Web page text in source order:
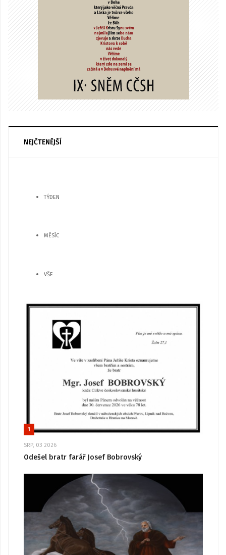
NEJČTENĚJŠÍ
TÝDEN
MĚSÍC
VŠE
1
SRP, 03 2026
Odešel bratr farář Josef Bobrovský